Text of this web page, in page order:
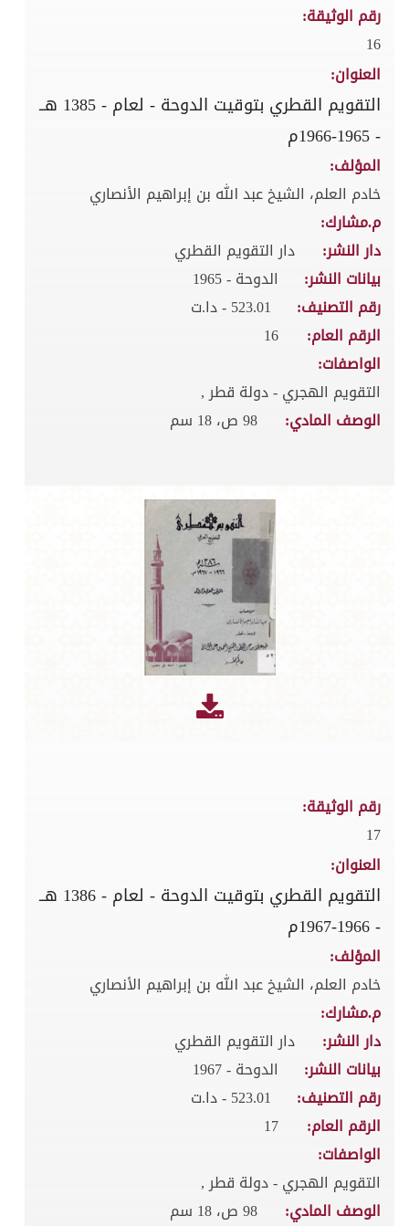
رقم الوثيقة:
16
العنوان:
التقويم القطري بتوقيت الدوحة - لعام - 1385 هــ
- 1965-1966م
المؤلف:
خادم العلم، الشيخ عبد الله بن إبراهيم الأنصاري
م.مشارك:
دار النشر:
دار التقويم القطري
بيانات النشر:
الدوحة - 1965
رقم التصنيف:
523.01 - دا.ت
الرقم العام:
16
الواصفات:
التقويم الهجري - دولة قطر ,
الوصف المادي:
98 ص، 18 سم
رقم الوثيقة:
17
العنوان:
التقويم القطري بتوقيت الدوحة - لعام - 1386 هــ
- 1966-1967م
المؤلف:
خادم العلم، الشيخ عبد الله بن إبراهيم الأنصاري
م.مشارك:
دار النشر:
دار التقويم القطري
بيانات النشر:
الدوحة - 1967
رقم التصنيف:
523.01 - دا.ت
الرقم العام:
17
الواصفات:
التقويم الهجري - دولة قطر ,
الوصف المادي:
98 ص، 18 سم